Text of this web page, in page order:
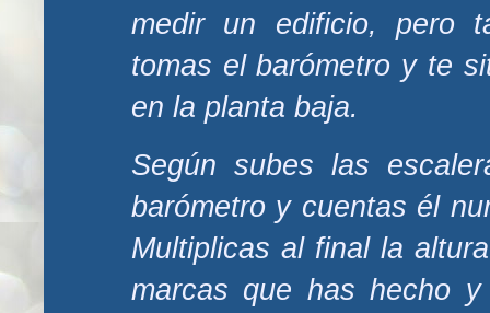
medir un edificio, pero
tomas el barómetro y te
en la planta baja.
Según subes las
barómetro y cuentas él
Multiplicas al final la
marcas que has hecho